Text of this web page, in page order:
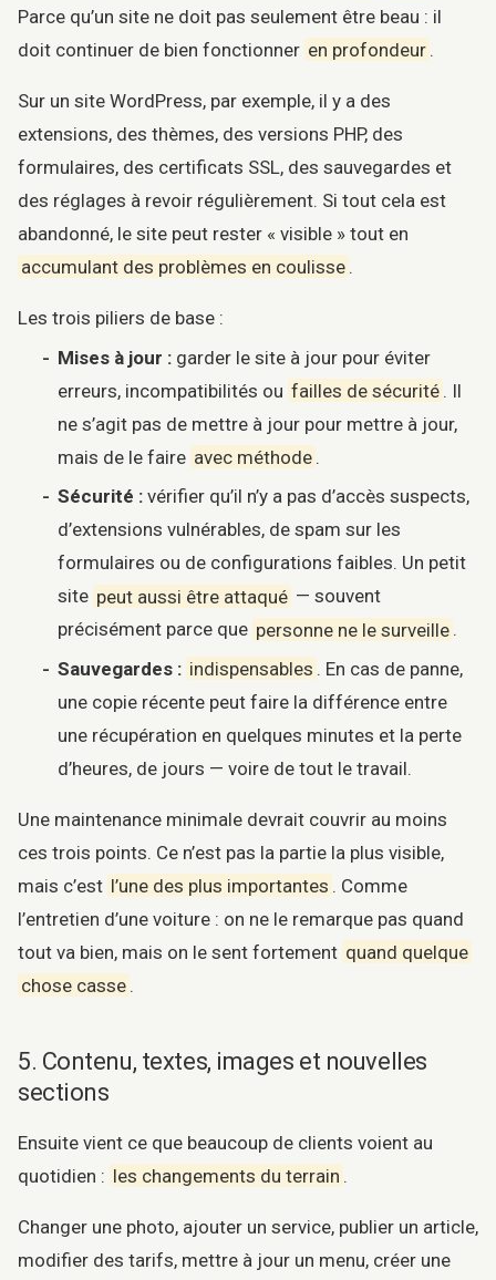
Parce qu’un site ne doit pas seulement être beau : il
doit continuer de bien fonctionner en profondeur .
Sur un site WordPress, par exemple, il y a des
extensions, des thèmes, des versions PHP, des
formulaires, des certificats SSL, des sauvegardes et
des réglages à revoir régulièrement. Si tout cela est
abandonné, le site peut rester « visible » tout en
accumulant des problèmes en coulisse .
Les trois piliers de base :
Mises à jour :garder le site à jour pour éviter
erreurs, incompatibilités ou failles de sécurité . Il
ne s’agit pas de mettre à jour pour mettre à jour,
mais de le faire avec méthode .
Sécurité :vérifier qu’il n’y a pas d’accès suspects,
d’extensions vulnérables, de spam sur les
formulaires ou de configurations faibles. Un petit
site peut aussi être attaqué — souvent
précisément parce que personne ne le surveille .
Sauvegardes : indispensables . En cas de panne,
une copie récente peut faire la différence entre
une récupération en quelques minutes et la perte
d’heures, de jours — voire de tout le travail.
Une maintenance minimale devrait couvrir au moins
ces trois points. Ce n’est pas la partie la plus visible,
mais c’est l’une des plus importantes . Comme
l’entretien d’une voiture : on ne le remarque pas quand
tout va bien, mais on le sent fortement quand quelque
chose casse .
5. Contenu, textes, images et nouvelles
sections
Ensuite vient ce que beaucoup de clients voient au
quotidien : les changements du terrain .
Changer une photo, ajouter un service, publier un article,
modifier des tarifs, mettre à jour un menu, créer une